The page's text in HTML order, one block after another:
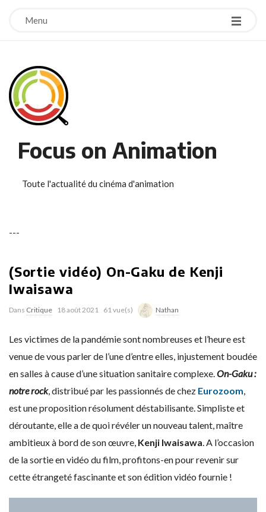
Menu
Focus on Animation
Toute l'actualité du cinéma d'animation
---
(Sortie vidéo) On-Gaku de Kenji
Iwaisawa
Dans Critique 18 août 2021 61 vue(s) Nathan
Les victimes de la pandémie sont nombreuses et l’heure est
venue de vous parler de l’une d’entre elles, injustement boudée
en salles à cause d’une situation sanitaire complexe.On-Gaku :
notre rock, distribué par les passionnés de chez Eurozoom,
est une proposition résolument déstabilisante. Simpliste et
déroutante, elle a de quoi révéler un nouveau talent, maître
ambitieux à bord de son œuvre, Kenji Iwaisawa. A l’occasion
de la sortie en vidéo du film, profitons-en pour revenir sur
cette étrangeté fascinante et son édition vidéo fournie !